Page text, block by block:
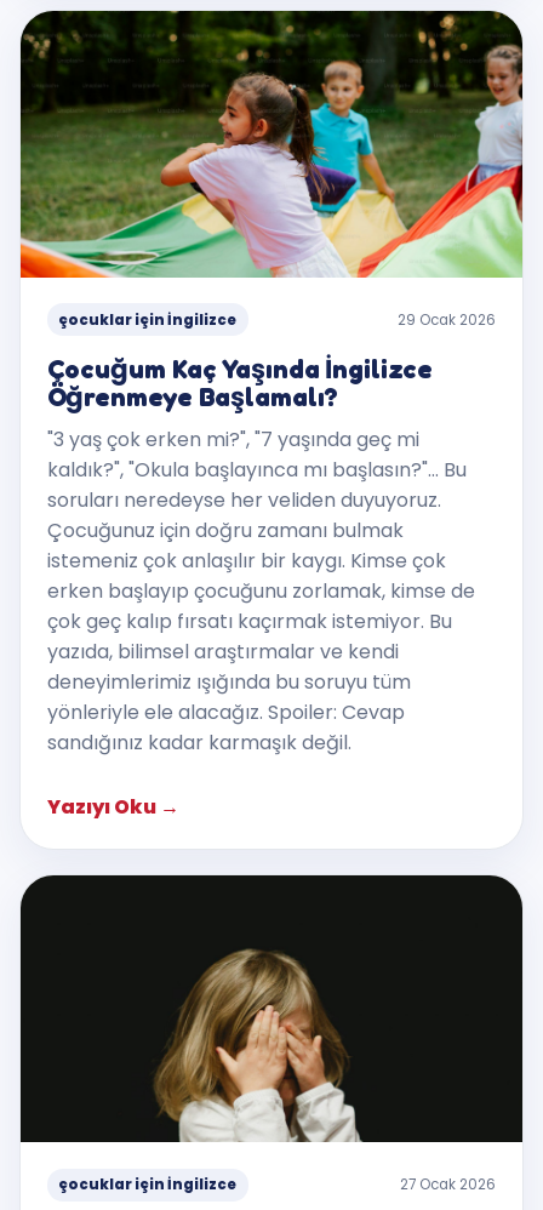
çocuklar için İngilizce 29 Ocak 2026
Çocuğum Kaç Yaşında İngilizce
Öğrenmeye Başlamalı?
"3 yaş çok erken mi?", "7 yaşında geç mi
kaldık?", "Okula başlayınca mı başlasın?"... Bu
soruları neredeyse her veliden duyuyoruz.
Çocuğunuz için doğru zamanı bulmak
istemeniz çok anlaşılır bir kaygı. Kimse çok
erken başlayıp çocuğunu zorlamak, kimse de
çok geç kalıp fırsatı kaçırmak istemiyor. Bu
yazıda, bilimsel araştırmalar ve kendi
deneyimlerimiz ışığında bu soruyu tüm
yönleriyle ele alacağız. Spoiler: Cevap
sandığınız kadar karmaşık değil.
Yazıyı Oku →
çocuklar için İngilizce 27 Ocak 2026